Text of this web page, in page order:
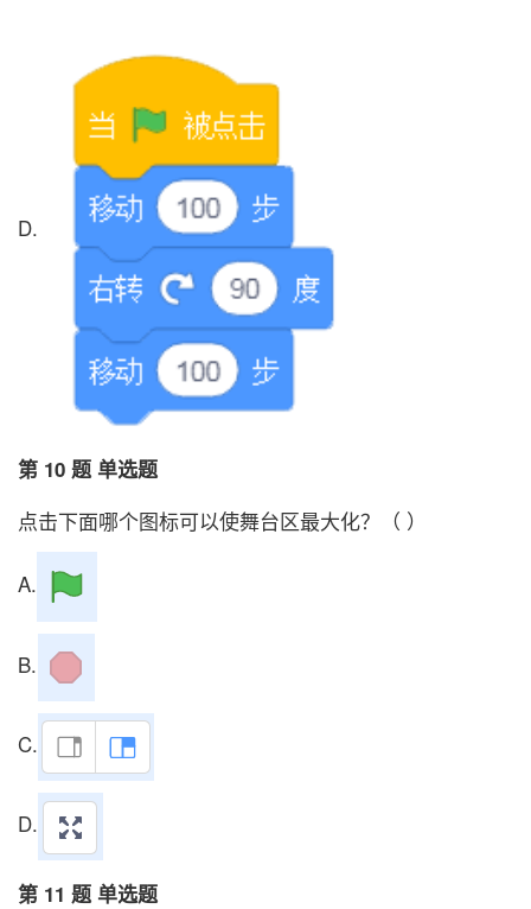
D.
第 10 题 单选题
点击下面哪个图标可以使舞台区最大化？（ ）
A.
B.
C.
D.
第 11 题 单选题